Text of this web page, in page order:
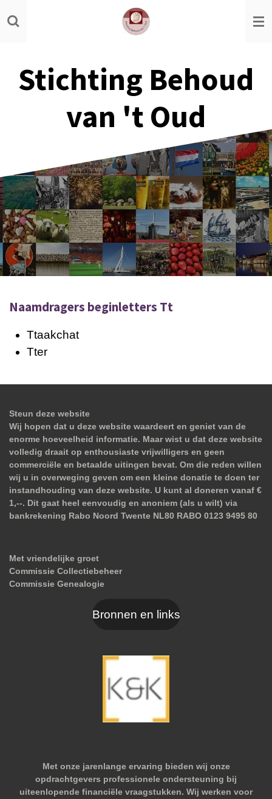
Ga
direct
hoofdinhoud
Stichting Behoud
van 't Oud
Naamdragers beginletters Tt
Ttaakchat
Tter
Steun deze website
Wij hopen dat u deze website waardeert en geniet van de
enorme hoeveelheid informatie. Maar wist u dat deze website
volledig draait op enthousiaste vrijwilligers en geen
commerciële en betaalde uitingen bevat. Om die reden willen
wij u in overweging geven om een kleine donatie te doen ter
instandhouding van deze website. U kunt al doneren vanaf €
1,--. Dit gaat heel eenvoudig en anoniem (als u wilt) via
bankrekening Rabo Noord Twente NL80 RABO 0123 9495 80
Met vriendelijke groet
Commissie Collectiebeheer
Commissie Genealogie
Bronnen en links
Met onze jarenlange ervaring bieden wij onze
opdrachtgevers professionele ondersteuning bij
uiteenlopende financiële vraagstukken. Wij werken voor